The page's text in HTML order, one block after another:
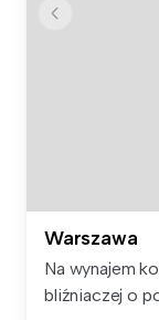
Warszawa
Na wynajem
bliźniaczej o